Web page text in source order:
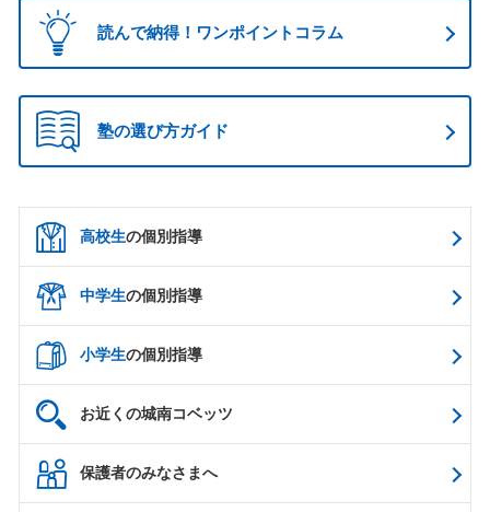
読んで納得！ワンポイントコラム
塾の選び方ガイド
高校生の個別指導
中学生の個別指導
小学生の個別指導
お近くの城南コベッツ
保護者のみなさまへ